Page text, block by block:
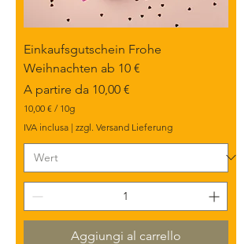
Einkaufsgutschein Frohe
Weihnachten ab 10 €
A partire da 10,00 €
Prezzo scontato
10,00 € / 10g
0
,
0
p
e
IVA inclusa | zzgl. Versand Lieferung
Aggiungi al carrello